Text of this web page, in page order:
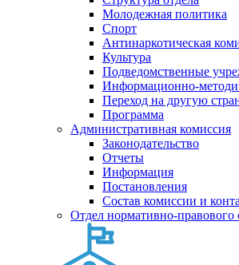
Молодежная политика
Спорт
Антинаркотическая
Культура
Подведомственные
Информационно-
Переход на другую
Программа
Административная комиссия
Законодательство
Отчеты
Информация
Постановления
Состав комиссии и
Отдел нормативно-правового